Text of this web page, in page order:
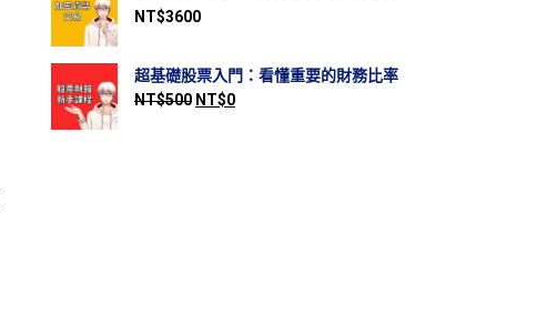
NT$3600
超基礎股票入門：看懂重要的財務比率
NT$500 NT$0